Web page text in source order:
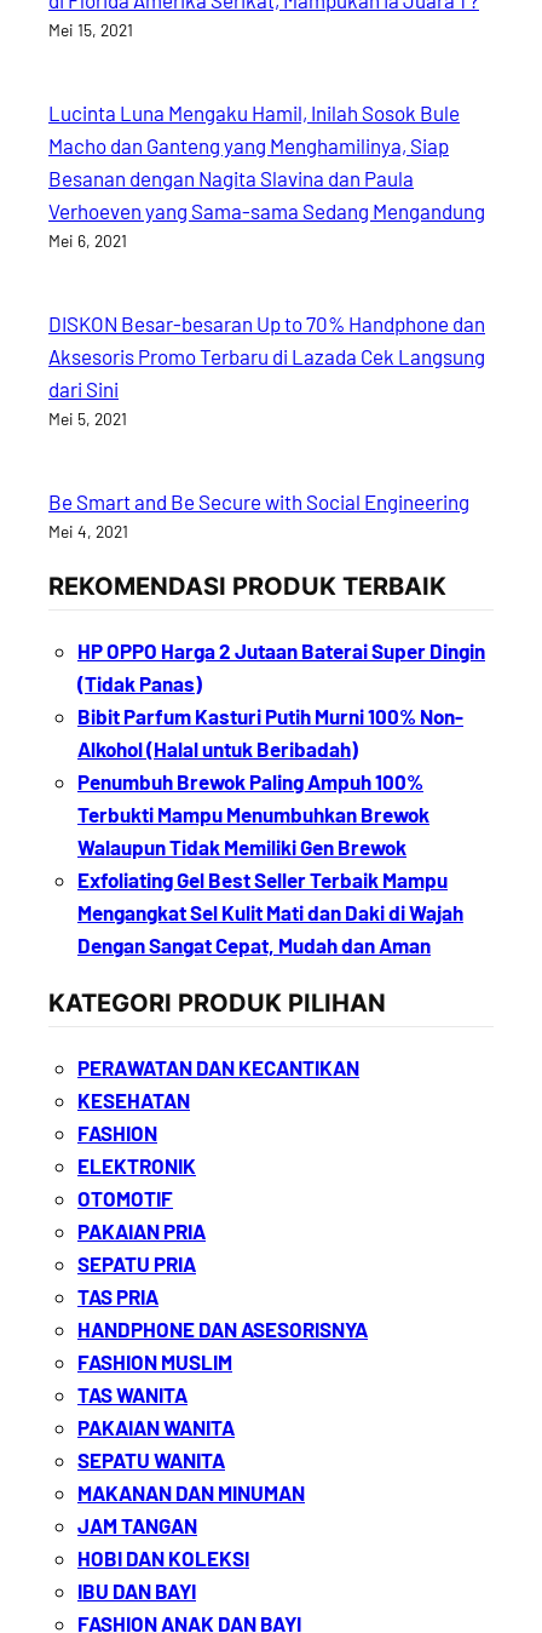
Mei 15, 2021
Lucinta Luna Mengaku Hamil, Inilah Sosok Bule
Macho dan Ganteng yang Menghamilinya, Siap
Besanan dengan Nagita Slavina dan Paula
Verhoeven yang Sama-sama Sedang Mengandung
Mei 6, 2021
DISKON Besar-besaran Up to 70% Handphone dan
Aksesoris Promo Terbaru di Lazada Cek Langsung
dari Sini
Mei 5, 2021
Be Smart and Be Secure with Social Engineering
Mei 4, 2021
REKOMENDASI PRODUK TERBAIK
HP OPPO Harga 2 Jutaan Baterai Super Dingin
(Tidak Panas)
Bibit Parfum Kasturi Putih Murni 100% Non-
Alkohol (Halal untuk Beribadah)
Penumbuh Brewok Paling Ampuh 100%
Terbukti Mampu Menumbuhkan Brewok
Walaupun Tidak Memiliki Gen Brewok
Exfoliating Gel Best Seller Terbaik Mampu
Mengangkat Sel Kulit Mati dan Daki di Wajah
Dengan Sangat Cepat, Mudah dan Aman
KATEGORI PRODUK PILIHAN
PERAWATAN DAN KECANTIKAN
KESEHATAN
FASHION
ELEKTRONIK
OTOMOTIF
PAKAIAN PRIA
SEPATU PRIA
TAS PRIA
HANDPHONE DAN ASESORISNYA
FASHION MUSLIM
TAS WANITA
PAKAIAN WANITA
SEPATU WANITA
MAKANAN DAN MINUMAN
JAM TANGAN
HOBI DAN KOLEKSI
IBU DAN BAYI
FASHION ANAK DAN BAYI